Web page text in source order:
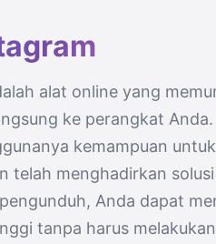
alat online yang
ke perangkat Anda.
kemampuan
telah menghadirkan
Anda dapat
tanpa harus